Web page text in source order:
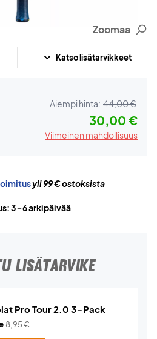
Zoomaa
Katso lisätarvikkeet
Aiempi hinta: 44,00 €
30,00 €
Viimeinen mahdollisuus
yli 99 € ostoksista
3-6 arkipäivää
LISÄTARVIKE
Pro Tour 2.0 3-Pack
8,95€